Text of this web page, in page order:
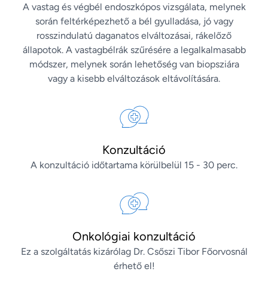
A vastag és végbél endoszkópos vizsgálata, melynek
során feltérképezhető a bél gyulladása, jó vagy
rosszindulatú daganatos elváltozásai, rákelőző
állapotok. A vastagbélrák szűrésére a legalkalmasabb
módszer, melynek során lehetőség van biopsziára
vagy a kisebb elváltozások eltávolítására.
Konzultáció
A konzultáció időtartama körülbelül 15 - 30 perc.
Onkológiai konzultáció
Ez a szolgáltatás kizárólag Dr. Csőszi Tibor Főorvosnál
érhető el!